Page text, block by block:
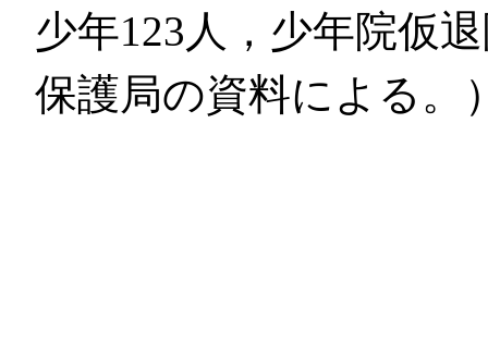
少年123人，少年院仮
保護局の資料による。